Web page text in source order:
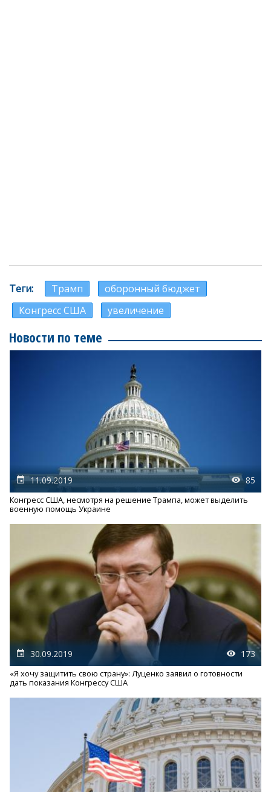
Теги Трамп
оборонный бюджет
Конгресс США
увеличение
Новости по теме
11.09.2019 85
Конгресс США, несмотря на решение Трампа, может выделить
военную помощь Украине
30.09.2019 173
«Я хочу защитить свою страну»: Луценко заявил о готовности
дать показания Конгрессу США